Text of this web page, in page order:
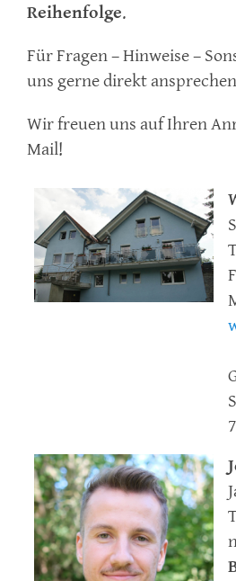
Reihenfolge.
Für Fragen – Hinweise –
uns gerne direkt
Wir freuen uns auf Ihren
Mail!